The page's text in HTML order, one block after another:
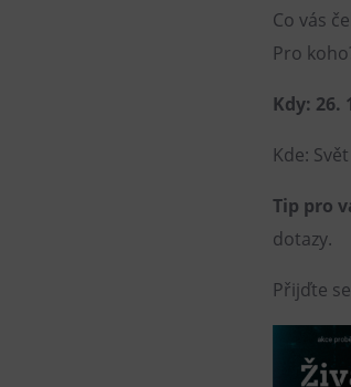
Co vás
Pro
Kdy: 26.
Kde:
Tip pro
dotazy.
Přijďte